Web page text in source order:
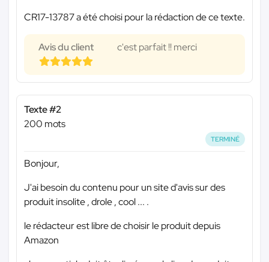
CR17-13787 a été choisi pour la rédaction de ce texte.
Avis du client c'est parfait !! merci
Texte #2
200 mots
TERMINÉ
Bonjour,
J'ai besoin du contenu pour un site d'avis sur des
produit insolite , drole , cool ... .
le rédacteur est libre de choisir le produit depuis
Amazon